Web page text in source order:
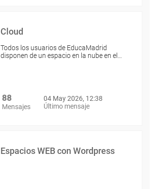
Cloud
Todos los usuarios de EducaMadrid
disponen de un espacio en la nube en el…
88
Mensajes
04 May 2026, 12:38
Último mensaje
Espacios WEB con Wordpress